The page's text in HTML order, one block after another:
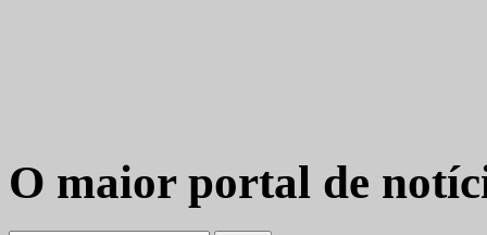
O maior portal de